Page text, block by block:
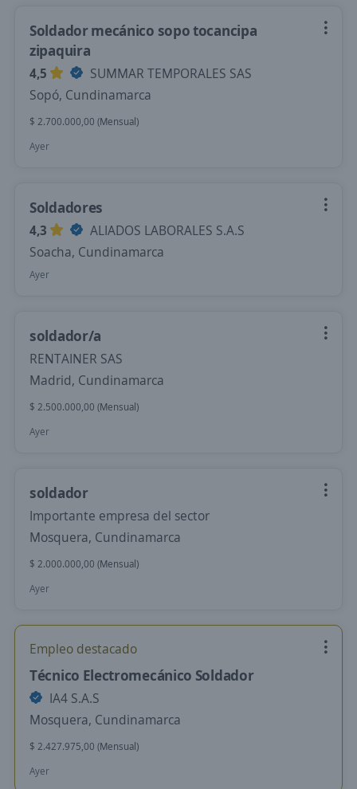
Soldador mecánico sopo tocancipa
zipaquira
4,5
SUMMAR TEMPORALES SAS
Sopó, Cundinamarca
$ 2.700.000,00 (Mensual)
Ayer
Soldadores
4,3
ALIADOS LABORALES S.A.S
Soacha, Cundinamarca
Ayer
soldador/a
RENTAINER SAS
Madrid, Cundinamarca
$ 2.500.000,00 (Mensual)
Ayer
soldador
Importante empresa del sector
Mosquera, Cundinamarca
$ 2.000.000,00 (Mensual)
Ayer
Empleo destacado
Técnico Electromecánico Soldador
IA4 S.A.S
Mosquera, Cundinamarca
$ 2.427.975,00 (Mensual)
Ayer